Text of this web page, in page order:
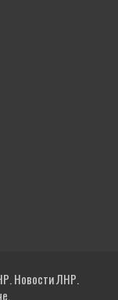
Новости ЛНР.